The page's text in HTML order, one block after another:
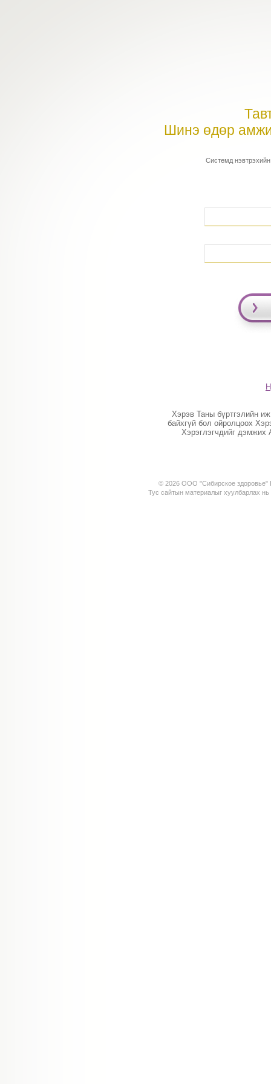
Шинэ өдөр
Системд нэвтрэхийн
Хэрэв Таны бүртгэлийн
байхгүй бол ойролцоох
Хэрэглэгчдийг
© 2026 ООО "Сибирское здоровье"
Тус сайтын материалыг хуулбарлах нь